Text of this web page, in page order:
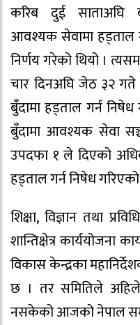
करिब दुई साताअघि
आवश्यक सेवामा हड्ताल
निर्णय गरेको थियो ।
चार दिनअघि जेठ ३२ गते
बुँदामा हड्ताल गर्न
बुँदामा आवश्यक सेवा
उपदफा १ ले दिएको
हड्ताल गर्न निषेध
शिक्षा, विज्ञान तथा
शान्तिक्षेत्र कार्ययोजना
विकास केन्द्रका
छ । तर समितिले
नसकेको आजको नेपाल